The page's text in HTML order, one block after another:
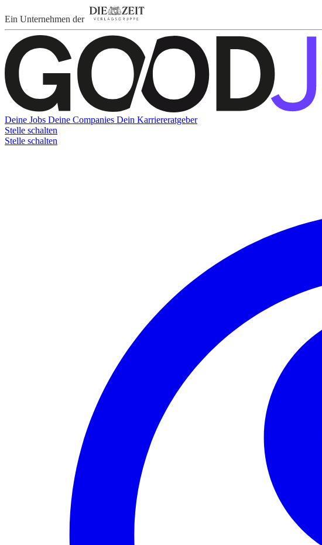
Ein Unternehmen der
Deine Jobs Deine Companies Dein Karriereratgeber
Stelle schalten
Stelle schalten